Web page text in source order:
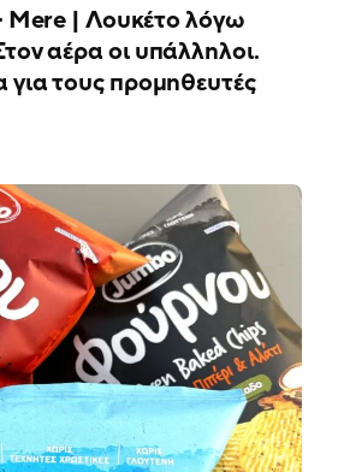
Mere | Λουκέτο λόγω
αέρα οι υπάλληλοι.
για τους προμηθευτές